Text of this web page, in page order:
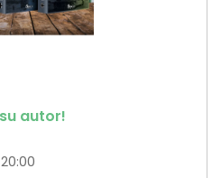
su autor!